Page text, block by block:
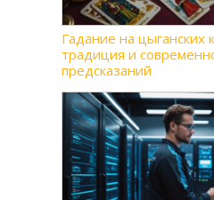
Гадание на цыганских
традиция и
предсказаний